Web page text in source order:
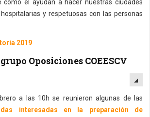
como él ayudan a hacer nuestras ciudades
y respetuosas con las personas
2019
Oposiciones COEESCV
a las 10h se reunieron algunas de las
interesadas en la preparación de